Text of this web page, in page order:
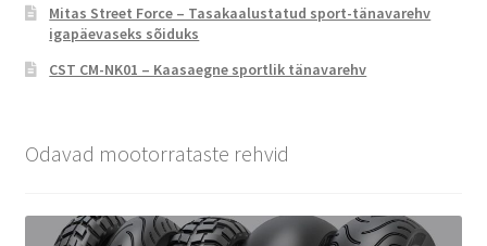
Mitas Street Force – Tasakaalustatud sport-tänavarehv
igapäevaseks sõiduks
CST CM-NK01 – Kaasaegne sportlik tänavarehv
Odavad mootorrataste rehvid